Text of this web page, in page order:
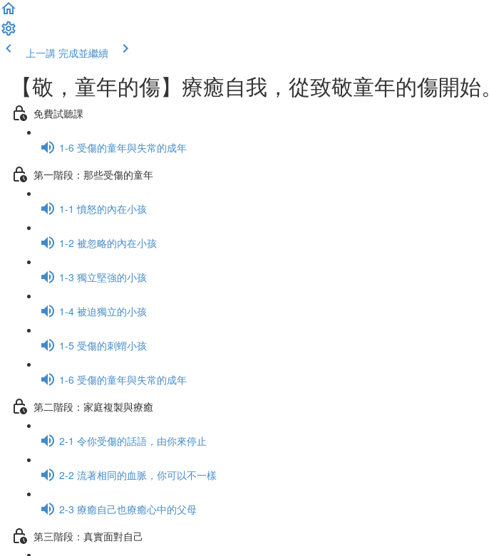
上一講 完成並繼續
【敬，童年的傷】療癒自我，從致敬童年的傷開始。
免費試聽課
1-6 受傷的童年與失常的成年
第一階段：那些受傷的童年
1-1 憤怒的內在小孩
1-2 被忽略的內在小孩
1-3 獨立堅強的小孩
1-4 被迫獨立的小孩
1-5 受傷的刺蝟小孩
1-6 受傷的童年與失常的成年
第二階段：家庭複製與療癒
2-1 令你受傷的話語，由你來停止
2-2 流著相同的血脈，你可以不一樣
2-3 療癒自己也療癒心中的父母
第三階段：真實面對自己